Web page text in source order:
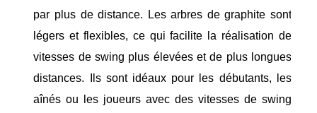
par plus de distance. Les arbres de graphite sont
légers et flexibles, ce qui facilite la réalisation de
vitesses de swing plus élevées et de plus longues
distances. Ils sont idéaux pour les débutants, les
aînés ou les joueurs avec des vitesses de swing